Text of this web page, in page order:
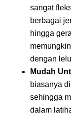
sangat
berbagai
hingga
dengan
Mudah
biasanya
sehingga
dalam